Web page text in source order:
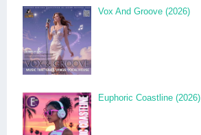
Vox And Groove (2026)
Euphoric Coastline (2026)